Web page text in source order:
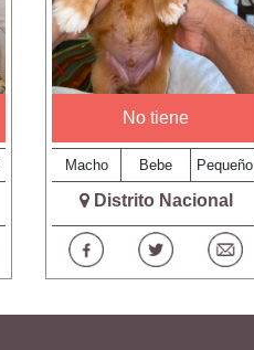
No tiene
Macho Bebe Pequeño
Distrito Nacional